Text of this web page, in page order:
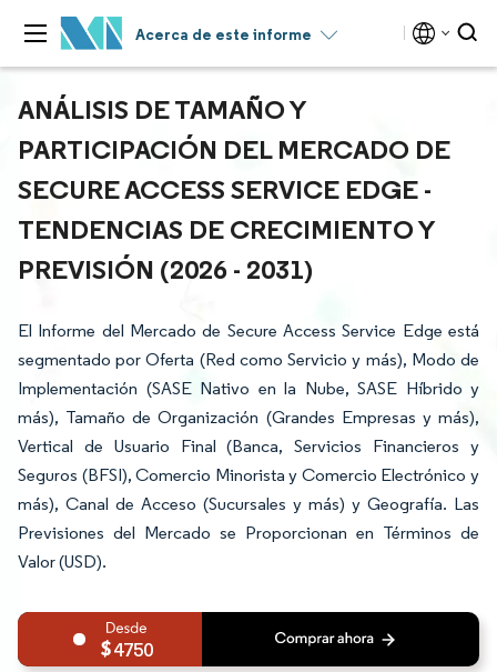
Acerca de este informe
ANÁLISIS DE TAMAÑO Y
PARTICIPACIÓN DEL MERCADO DE
SECURE ACCESS SERVICE EDGE -
TENDENCIAS DE CRECIMIENTO Y
PREVISIÓN (2026 - 2031)
El Informe del Mercado de Secure Access Service Edge está
segmentado por Oferta (Red como Servicio y más), Modo de
Implementación (SASE Nativo en la Nube, SASE Híbrido y
más), Tamaño de Organización (Grandes Empresas y más),
Vertical de Usuario Final (Banca, Servicios Financieros y
Seguros (BFSI), Comercio Minorista y Comercio Electrónico y
más), Canal de Acceso (Sucursales y más) y Geografía. Las
Previsiones del Mercado se Proporcionan en Términos de
Valor (USD).
4750